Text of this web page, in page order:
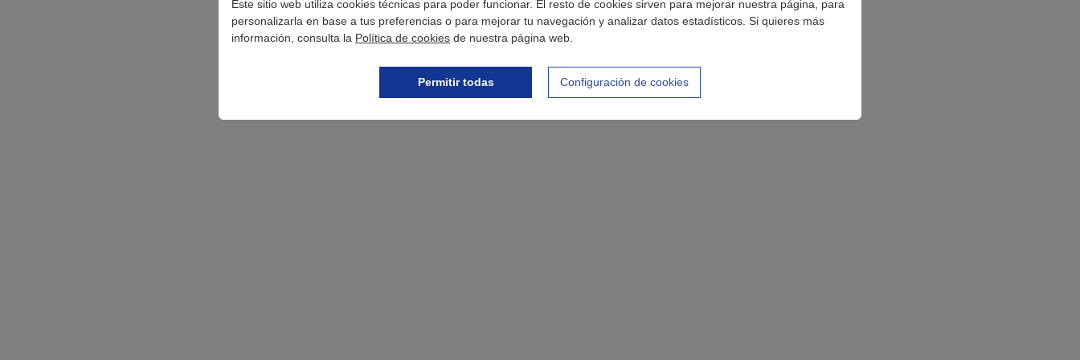
Este sitio web utiliza cookies técnicas para poder funcionar. El resto de cookies sirven para mejorar nuestra página, para
personalizarla en base a tus preferencias o para mejorar tu navegación y analizar datos estadísticos. Si quieres más
información, consulta la Política de cookies de nuestra página web.
Permitir todas Configuración de cookies